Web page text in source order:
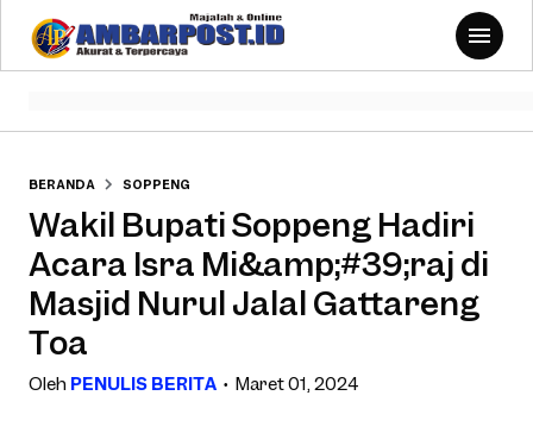
BERANDA SOPPENG
Wakil Bupati Soppeng Hadiri
Acara Isra Mi&amp;#39;raj di
Masjid Nurul Jalal Gattareng
Toa
Oleh PENULIS BERITA Maret 01, 2024